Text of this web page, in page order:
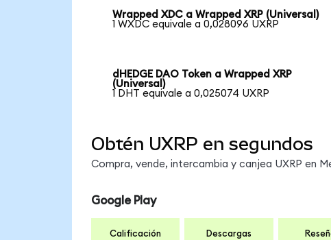
Wrapped XDC a Wrapped XRP (Universal)
1 WXDC equivale a 0,028096 UXRP
dHEDGE DAO Token a Wrapped XRP
(Universal)
1 DHT equivale a 0,025074 UXRP
Obtén UXRP en segundos
Compra, vende, intercambia y canjea UXRP en
Google Play
Calificación Descargas